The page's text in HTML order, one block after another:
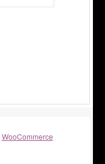
WooCommerce